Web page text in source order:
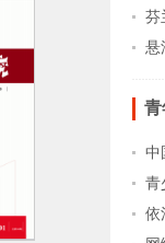
芬
悬
青
中
青
依